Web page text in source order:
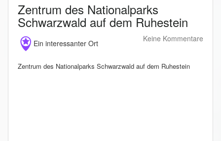
Zentrum des Nationalparks
Schwarzwald auf dem Ruhestein
Ein interessanter Ort
Keine Kommentare
Zentrum des Nationalparks Schwarzwald auf dem Ruhestein